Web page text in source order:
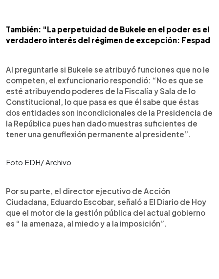
También: "La perpetuidad de Bukele en el poder es el
verdadero interés del régimen de excepción: Fespad
Al preguntarle si Bukele se atribuyó funciones que no le
competen, el exfuncionario respondió: “No es que se
esté atribuyendo poderes de la Fiscalía y Sala de lo
Constitucional, lo que pasa es que él sabe que éstas
dos entidades son incondicionales de la Presidencia de
la República pues han dado muestras suficientes de
tener una genuflexión permanente al presidente”.
Foto EDH/ Archivo
Por su parte, el director ejecutivo de Acción
Ciudadana, Eduardo Escobar, señaló a El Diario de Hoy
que el motor de la gestión pública del actual gobierno
es “ la amenaza, al miedo y a la imposición”.